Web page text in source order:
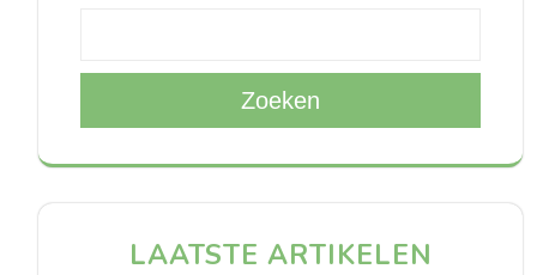
Zoeken
LAATSTE ARTIKELEN